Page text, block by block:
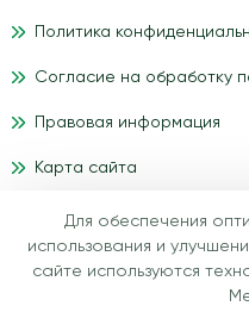
Политика
Согласие на обработку
Правовая информация
Карта сайта
Материалы,
информационный
образовательных целей.
Для обеспечения
использования и
сайте используются